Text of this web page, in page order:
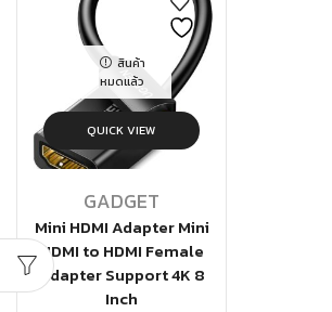
สินค้า
หมดแล้ว
QUICK VIEW
GADGET
Mini HDMI Adapter Mini
HDMI to HDMI Female
Adapter Support 4K 8
Inch